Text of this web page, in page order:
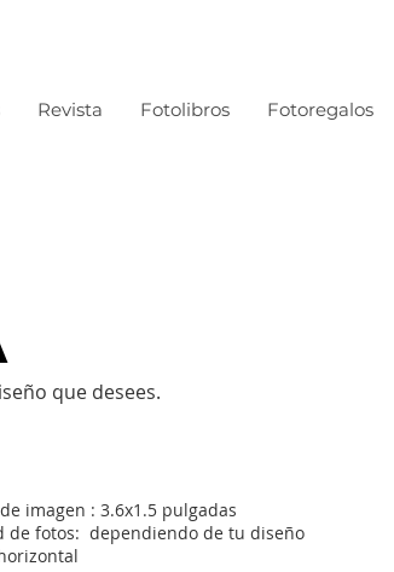
Revista Fotolibros Fotoregalos
que desees.​
imagen : 3.6x1.5 pulgadas
de fotos: dependiendo de tu diseño